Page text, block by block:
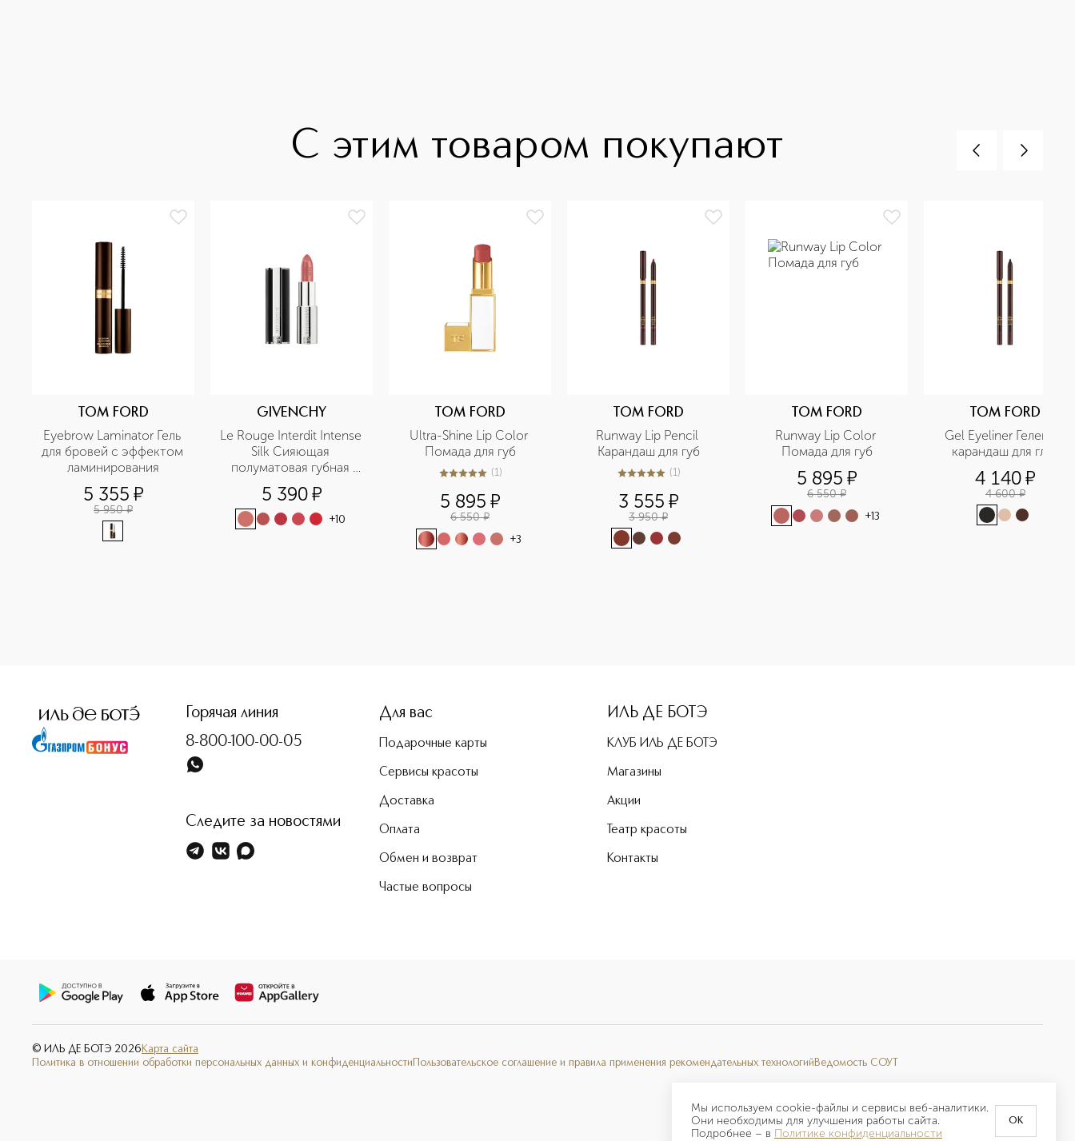
Мы используем cookie-файлы и сервисы веб-аналитики.
Они необходимы для улучшения работы сайта.
Подробнее – в Политике конфиденциальности
OK
С этим товаром покупают
TOM FORD
Eyebrow Laminator Гель
для бровей с эффектом
ламинирования
5 355 ¤
5 950 ¤
GIVENCHY
Le Rouge Interdit Intense
Silk Сияющая
полуматовая губная
помада
5 390¤
+10
TOM FORD
Ultra-Shine Lip Color
Помада для губ
5из 51 (1)
5 895 ¤
6 550 ¤
+3
TOM FORD
Runway Lip Pencil
Карандаш для губ
5из 51 (1)
3 555 ¤
3 950 ¤
TOM FORD
Runway Lip Color
Помада для губ
5 895 ¤
6 550 ¤
+13
TOM FORD
Gel Eyeliner Гелевый
карандаш для глаз
4 140¤
4 600 ¤
Горячая линия
8-800-100-00-05
Следите за новостями
Для вас
Подарочные карты
Сервисы красоты
Доставка
Оплата
Обмен и возврат
Частые вопросы
ИЛЬ ДЕ БОТЭ
КЛУБ ИЛЬ ДЕ БОТЭ
Магазины
Акции
Театр красоты
Контакты
© ИЛЬ ДЕ БОТЭ 2026 Карта сайта
Политика в отношении обработки персональных данных и конфиденциальности Пользовательское соглашение и правила применения рекомендательных технологий Ведомость СОУТ